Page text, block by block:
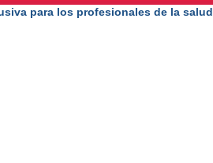
para los profesionales de la salud